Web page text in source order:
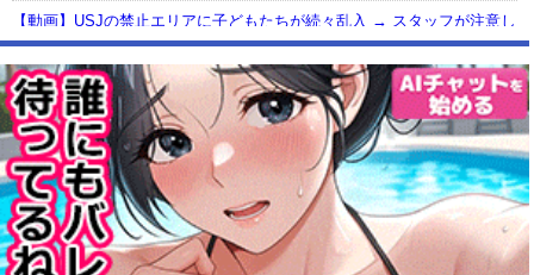
【動画】USJの禁止エリアに子どもたちが続々乱入 → スタッフが注意し
ても止まらない事態に
Powered by livedoor 相互RSS